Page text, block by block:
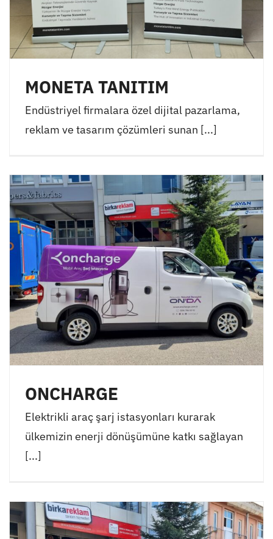
MONETA TANITIM
Endüstriyel firmalara özel dijital pazarlama,
reklam ve tasarım çözümleri sunan [...]
ONCHARGE
Elektrikli araç şarj istasyonları kurarak
ülkemizin enerji dönüşümüne katkı sağlayan
[...]